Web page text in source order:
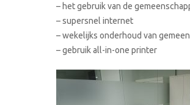
– het gebruik van de
– supersnel internet
– wekelijks onderhoud van
– gebruik all-in-one printer